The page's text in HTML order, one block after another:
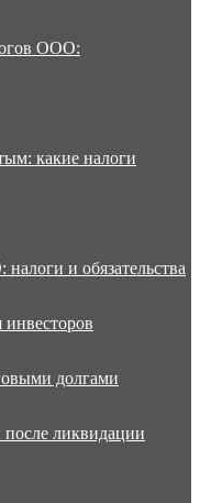
ООО:
какие налоги
и обязательства
долгами
ликвидации